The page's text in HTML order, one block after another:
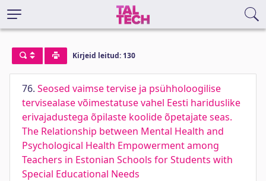
Kirjeid leitud: 130
76. Seosed vaimse tervise ja psühholoogilise
tervisealase võimestatuse vahel Eesti hariduslike
erivajadustega õpilaste koolide õpetajate seas.
The Relationship between Mental Health and
Psychological Health Empowerment among
Teachers in Estonian Schools for Students with
Special Educational Needs